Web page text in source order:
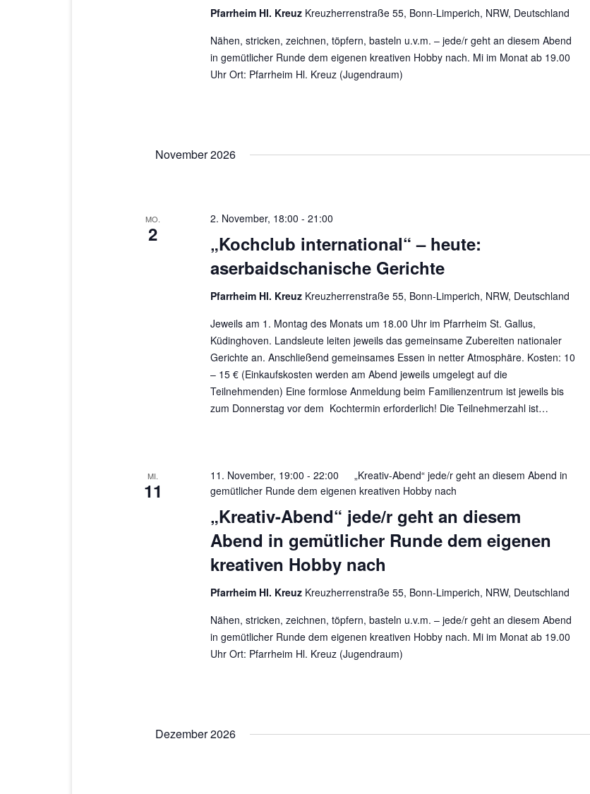
Pfarrheim Hl. Kreuz Kreuzherrenstraße 55, Bonn-Limperich, NRW, Deutschland
Nähen, stricken, zeichnen, töpfern, basteln u.v.m. – jede/r geht an diesem Abend
in gemütlicher Runde dem eigenen kreativen Hobby nach. Mi im Monat ab 19.00
Uhr Ort: Pfarrheim Hl. Kreuz (Jugendraum)
November 2026
MO.
2
„Kochclub international“ – heute:
aserbaidschanische Gerichte
2. November, 18:00 - 21:00
Pfarrheim Hl. Kreuz Kreuzherrenstraße 55, Bonn-Limperich, NRW, Deutschland
Jeweils am 1. Montag des Monats um 18.00 Uhr im Pfarrheim St. Gallus,
Küdinghoven. Landsleute leiten jeweils das gemeinsame Zubereiten nationaler
Gerichte an. Anschließend gemeinsames Essen in netter Atmosphäre. Kosten: 10
– 15 € (Einkaufskosten werden am Abend jeweils umgelegt auf die
Teilnehmenden) Eine formlose Anmeldung beim Familienzentrum ist jeweils bis
zum Donnerstag vor dem Kochtermin erforderlich! Die Teilnehmerzahl ist…
MI.
11
„Kreativ-Abend“ jede/r geht an diesem
Abend in gemütlicher Runde dem eigenen
kreativen Hobby nach
11. November, 19:00 - 22:00
„Kreativ-Abend“ jede/r geht an diesem Abend in
gemütlicher Runde dem eigenen kreativen Hobby nach
Pfarrheim Hl. Kreuz Kreuzherrenstraße 55, Bonn-Limperich, NRW, Deutschland
Nähen, stricken, zeichnen, töpfern, basteln u.v.m. – jede/r geht an diesem Abend
in gemütlicher Runde dem eigenen kreativen Hobby nach. Mi im Monat ab 19.00
Uhr Ort: Pfarrheim Hl. Kreuz (Jugendraum)
Dezember 2026